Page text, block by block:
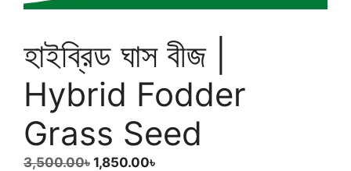
হাইব্রিড ঘাস বীজ |
Hybrid Fodder
Grass Seed
3,500.00৳ Original
1,850.00৳Current